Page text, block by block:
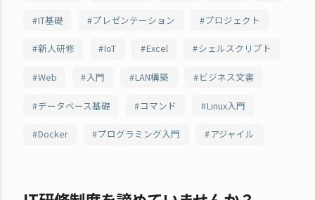
IT基礎 プレゼンテーション プロジェクト
新人研修 IoT Excel シェルスクリプト
Web 入門 LAN構築 ビジネス文書
データベース基礎 コマンド Linux入門
Docker プログラミング入門 アジャイル